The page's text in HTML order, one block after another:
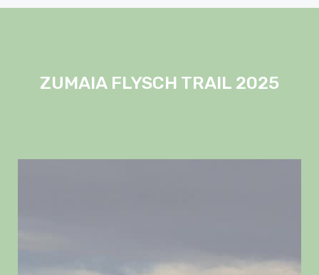
ZUMAIA FLYSCH TRAIL 2025